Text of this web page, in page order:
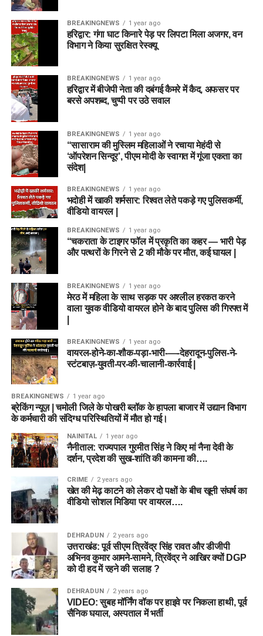
BREAKINGNEWS 1 year ago
हरिद्वार: गंगा घाट किनारे पेड़ पर लिपटा मिला अजगर, वन
विभाग ने किया सुरक्षित रेस्क्यू
BREAKINGNEWS 1 year ago
हरिद्वार में बीजेपी नेता की दबंगई कैमरे में कैद, अफसर पर
बरसे अपशब्द, चुप्पी पर उठे सवाल
BREAKINGNEWS 1 year ago
“सासाराम की मुस्लिम महिलाओं ने रचाया मेहंदी से
‘ऑपरेशन सिन्दूर’, पीएम मोदी के स्वागत में गूंजा एकता का
संदेश|
BREAKINGNEWS 1 year ago
भदोही में खाकी शर्मसार: रिश्वत लेते पकड़े गए पुलिसकर्मी,
वीडियो वायरल |
BREAKINGNEWS 1 year ago
“चकराता के टाइगर फॉल में प्रकृति का कहर — भारी पेड़
और पत्थरों के गिरने से 2 की मौके पर मौत, कई घायल |
BREAKINGNEWS 1 year ago
मेरठ में महिला के साथ सड़क पर अश्लील हरकत करने
वाला युवक वीडियो वायरल होने के बाद पुलिस की गिरफ्त में
BREAKINGNEWS 1 year ago
वायरल-होने-का-शौक-पड़ा-भारी-—-देहरादून-पुलिस-ने-
स्टंटबाज़-युवती-पर-की-चालानी-कार्रवाई |
BREAKINGNEWS 1 year ago
ब्रेकिंग न्यूज़ | चमोली जिले के पोखरी ब्लॉक के हापला बाजार में उद्यान विभाग
के कर्मचारी की संदिग्ध परिस्थितियों में मौत हो गई।
NAINITAL 1 year ago
नैनीताल: राज्यपाल गुरमीत सिंह ने किए मां नैना देवी के
दर्शन, प्रदेश की सुख-शांति की कामना की….
CRIME 2 years ago
खेत की मेढ़ काटने को लेकर दो पक्षों के बीच खूनी संघर्ष का
वीडियो सोशल मिडिया पर वायरल….
DEHRADUN 2 years ago
उत्तराखंड: पूर्व सीएम त्रिवेंद्र सिंह रावत और डीजीपी
अभिनव कुमार आमने-सामने, त्रिवेंद्र ने आखिर क्यों DGP
को दी हद में रहने की सलाह ?
DEHRADUN 2 years ago
VIDEO: सुबह मॉर्निंग वॉक पर हाइवे पर निकला हाथी, पूर्व
सैनिक घयाल, अस्पताल में भर्ती